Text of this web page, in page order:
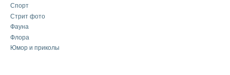
Спорт
Стрит фото
Фауна
Флора
Юмор и приколы